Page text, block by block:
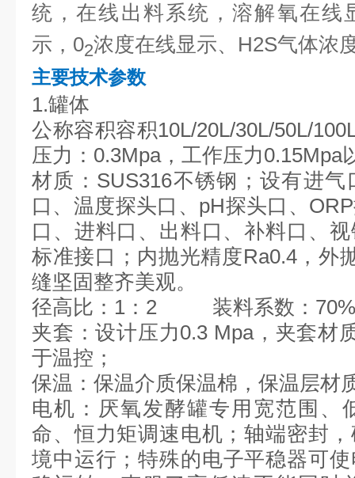
统，在线出料系统，溶解氧在线
示，02浓度在线显示、H2S气体浓
主要技术参数
1.罐体
公称容积容积10L/20L/30L/50L/
压力：0.3Mpa，工作压力0.15Mpa
材质：SUS316不锈钢；设有进
口、温度探头口、pH探头口、
口、进料口、出料口、补料口、
标准接口；内抛光精度Ra0.4，外
缝坚固整齐美观。
径高比：1：2 装料系数：
夹套：设计压力0.3 Mpa，夹套材
于温控；
保温：保温介质保温棉，保温层材
电机：厌氧发酵罐专用宽范围、
命、恒力矩调速电机；轴端密封
境中运行；特殊的电子平稳器可